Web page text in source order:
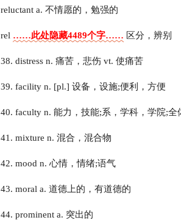
reluctant a. 不情愿的，勉强的
rel ……此处隐藏4489个字…… 区分，辨别
38. distress n. 痛苦，悲伤 vt. 使痛苦
39. facility n. [pl.] 设备，设施;便利，方便
40. faculty n. 能力，技能;系，学科，学院;全
41. mixture n. 混合，混合物
42. mood n. 心情，情绪;语气
43. moral a. 道德上的，有道德的
44. prominent a. 突出的